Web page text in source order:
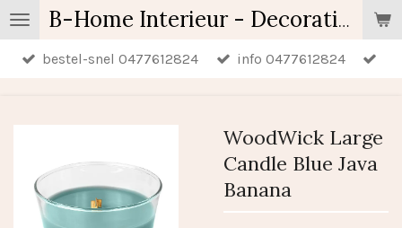
Ga
direct
naar
B-Home Interieur - Decoratie & Geschenken - Geurartikelen
bestel-snel 0477612824 info 0477612824
WoodWick Large
Candle Blue Java
Banana